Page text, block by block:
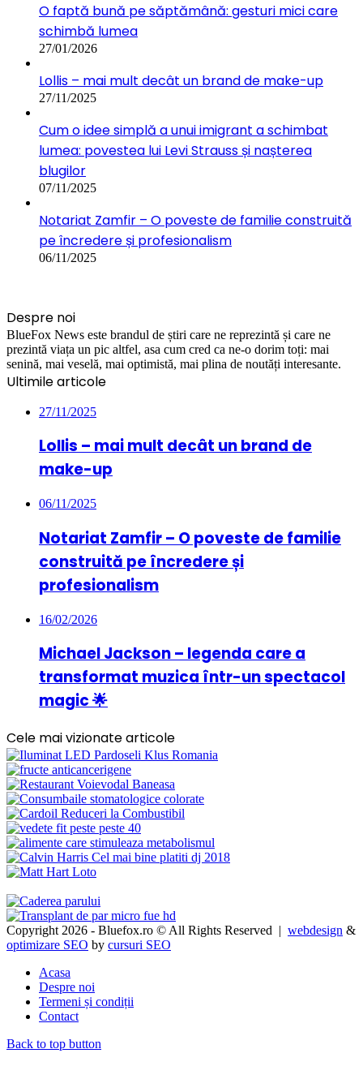
O faptă bună pe săptămână: gesturi mici care
schimbă lumea
27/01/2026
Lollis – mai mult decât un brand de make-up
27/11/2025
Cum o idee simplă a unui imigrant a schimbat
lumea: povestea lui Levi Strauss și nașterea
blugilor
07/11/2025
Notariat Zamfir – O poveste de familie construită
pe încredere și profesionalism
06/11/2025
Despre noi
BlueFox News este brandul de știri care ne reprezintă și care ne
prezintă viața un pic altfel, asa cum cred ca ne-o dorim toți: mai
senină, mai veselă, mai optimistă, mai plina de noutăți interesante.
Ultimile articole
27/11/2025
Lollis – mai mult decât un brand de
make-up
06/11/2025
Notariat Zamfir – O poveste de familie
construită pe încredere și
profesionalism
16/02/2026
Michael Jackson – legenda care a
transformat muzica într-un spectacol
magic 🌟
Cele mai vizionate articole
Copyright 2026 - Bluefox.ro © All Rights Reserved | webdesign &
optimizare SEO by cursuri SEO
Acasa
Despre noi
Termeni și condiții
Contact
Back to top button